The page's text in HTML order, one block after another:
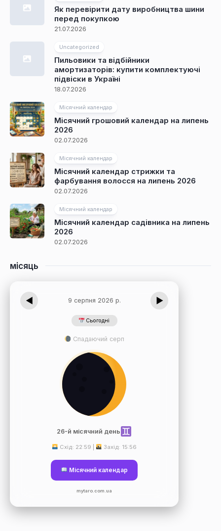
Як перевірити дату виробництва шини
перед покупкою
21.07.2026
Uncategorized
Пильовики та відбійники
амортизаторів: купити комплектуючі
підвіски в Україні
18.07.2026
Місячний календар
Місячний грошовий календар на липень
2026
02.07.2026
Місячний календар
Місячний календар стрижки та
фарбування волосся на липень 2026
02.07.2026
Місячний календар
Місячний календар садівника на липень
2026
02.07.2026
місяць
◀ 9 серпня 2026 р. ▶
Сьогодні
Спадаючий серп
26-й місячний день
Схід: 22:59 | Захід: 15:56
Місячний календар
mytaro.com.ua